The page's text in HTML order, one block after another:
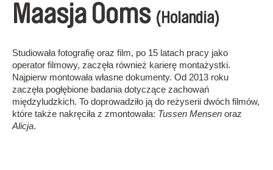
Maasja Ooms (Holandia)
Studiowała fotografię oraz film, po 15 latach pracy jako
operator filmowy, zaczęła również karierę montażystki.
Najpierw montowała własne dokumenty. Od 2013 roku
zaczęła pogłębione badania dotyczące zachowań
międzyludzkich. To doprowadziło ją do reżyserii dwóch filmów,
które także nakręciła z zmontowała: Tussen Mensen oraz
Alicja.